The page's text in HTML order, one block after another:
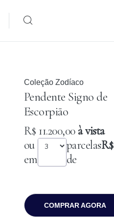
Coleção Zodíaco
Pendente Signo de
Escorpião
R$ 11.200,00à vista
ou
em
parcelas
de
COMPRAR AGORA